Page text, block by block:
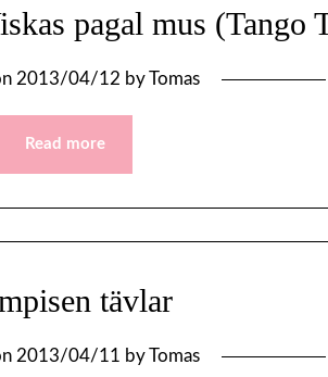
pagal mus (Tango
2013/04/12 byTomas
Read more
tävlar
2013/04/11 byTomas